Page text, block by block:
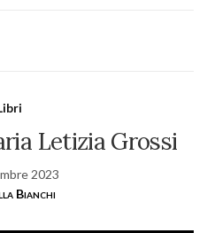
Letizia Grossi
2023
Bianchi